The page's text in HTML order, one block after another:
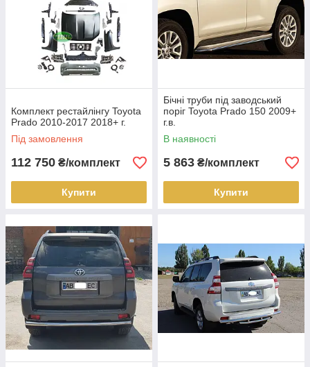
Комплект рестайлінгу Toyota
Prado 2010-2017 2018+ г.
Під замовлення
112 750 ₴/комплект
Купити
Бічні труби під заводський
поріг Toyota Prado 150 2009+
г.в.
В наявності
5 863 ₴/комплект
Купити